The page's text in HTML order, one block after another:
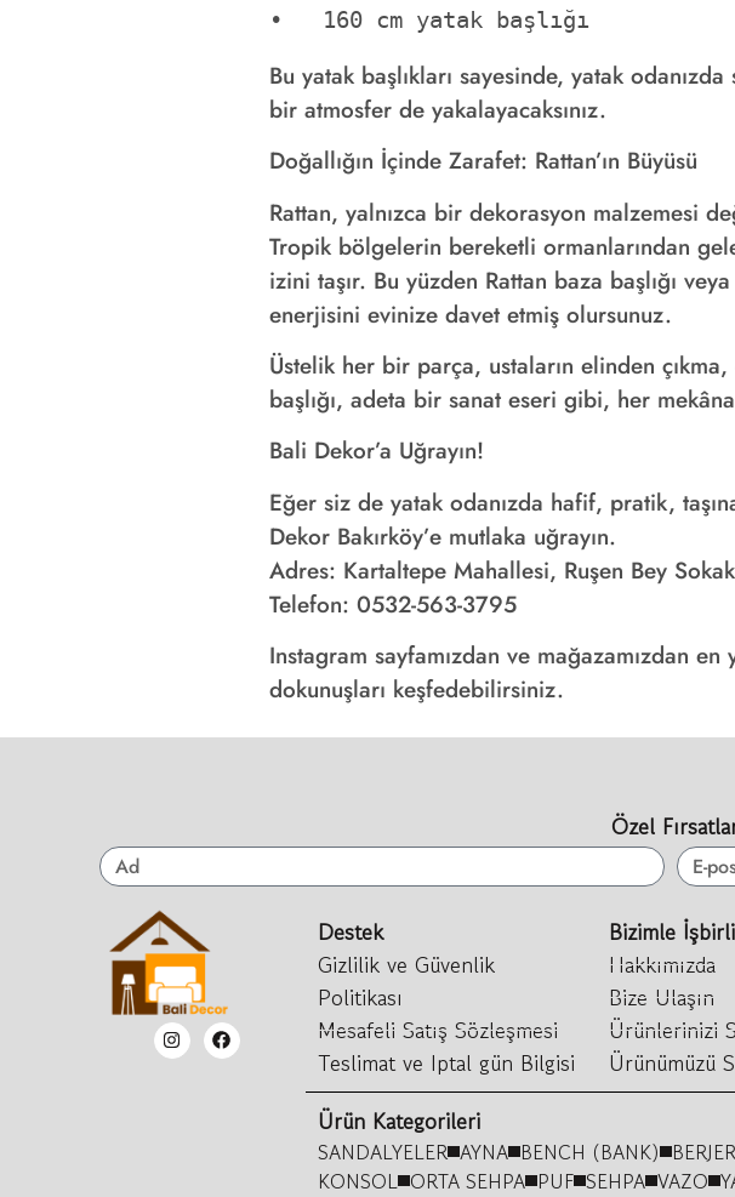
•   160 cm yatak başlığı
Bu yatak başlıkları sayesinde, yatak
bir atmosfer de yakalayacaksınız.
Doğallığın İçinde Zarafet: Rattan’ın Büyüsü
Rattan, yalnızca bir dekorasyon malzemesi
Tropik bölgelerin bereketli ormanlarından
izini taşır. Bu yüzden Rattan baza başlığı
enerjisini evinize davet etmiş olursunuz.
Üstelik her bir parça, ustaların elinden
başlığı, adeta bir sanat eseri gibi, her
Bali Dekor’a Uğrayın!
Eğer siz de yatak odanızda hafif, pratik,
Dekor Bakırköy’e mutlaka uğrayın.
Adres: Kartaltepe Mahallesi, Ruşen Bey
Telefon: 0532-563-3795
Instagram sayfamızdan ve mağazamızdan
dokunuşları keşfedebilirsiniz.
Özel
Destek
Gizlilik ve Güvenlik
Politikası
Mesafeli Satış Sözleşmesi
Teslimat ve Iptal gün Bilgisi
Bizimle
Hakkımızda
Bize Ulaşın
Ürünlerinizi
Ürünümüzü
Ürün Kategorileri
SANDALYELER AYNA BENCH (BANK) BERJER
KONSOL ORTA SEHPA PUF SEHPA VAZO